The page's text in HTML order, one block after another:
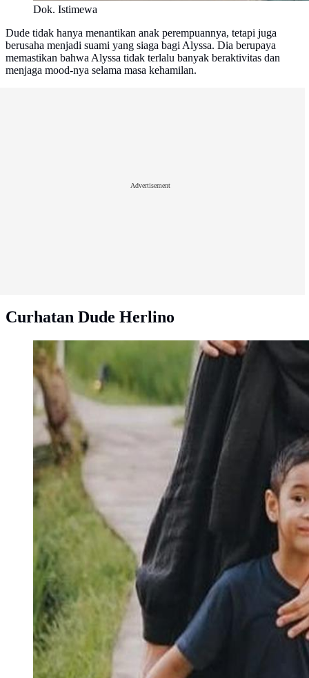
Dok. Istimewa
Dude tidak hanya menantikan anak perempuannya, tetapi juga
berusaha menjadi suami yang siaga bagi Alyssa. Dia berupaya
memastikan bahwa Alyssa tidak terlalu banyak beraktivitas dan
menjaga mood-nya selama masa kehamilan.
Advertisement
Curhatan Dude Herlino